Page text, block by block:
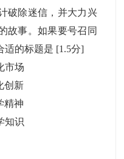
破除迷信，并大力兴
故事。如果要号召同
适的标题是 [1.5分]
市场
创新
精神
知识